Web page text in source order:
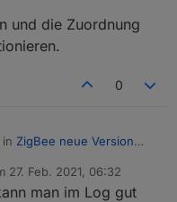
und die Zuordnung
0
in ZigBee neue Version
ist der Adapter wieder
27. Feb. 2021, 06:32
von
man im Log gut